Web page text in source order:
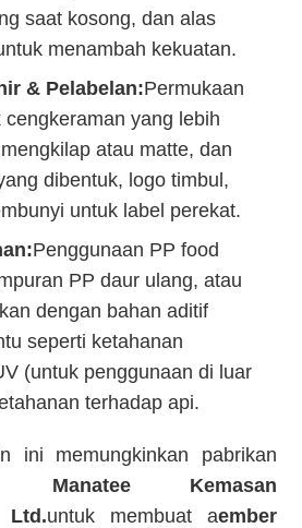
saat kosong, dan alas
menambah kekuatan.
& Pelabelan:Permukaan
yang lebih
atau matte, dan
dibentuk, logo timbul,
untuk label perekat.
Penggunaan PP food
PP daur ulang, atau
dengan bahan aditif
seperti ketahanan
(untuk penggunaan di luar
terhadap api.
ini memungkinkan pabrikan
Manatee Kemasan
Ltd.untuk membuat aember